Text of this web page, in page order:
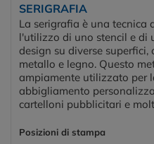
SERIGRAFIA
La serigrafia è una tecnica
l'utilizzo di uno stencil e di
design su diverse superfici,
metallo e legno. Questo
ampiamente utilizzato per
abbigliamento
cartelloni pubblicitari e
Posizioni di stampa